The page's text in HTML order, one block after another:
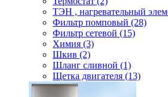
ТЭН , нагревательный
Фильтр помповый (28)
Фильтр сетевой (15)
Химия (3)
Шкив (2)
Шланг сливной (1)
Щетка двигателя (13)